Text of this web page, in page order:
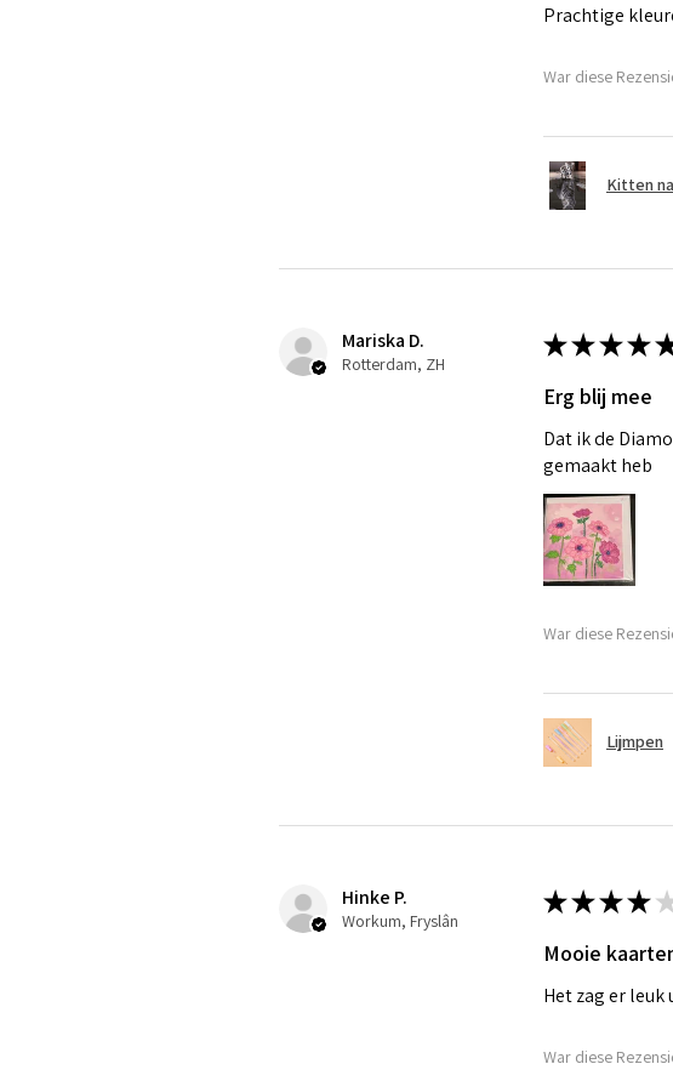
Prachtige
War diese
Kitten
Mariska D.
Rotterdam, ZH
★★★★
Erg blij mee
Dat ik de
gemaakt heb
War diese
Lijmpen
Hinke P.
Workum, Fryslân
★★★★
Mooie
Het zag er
War diese